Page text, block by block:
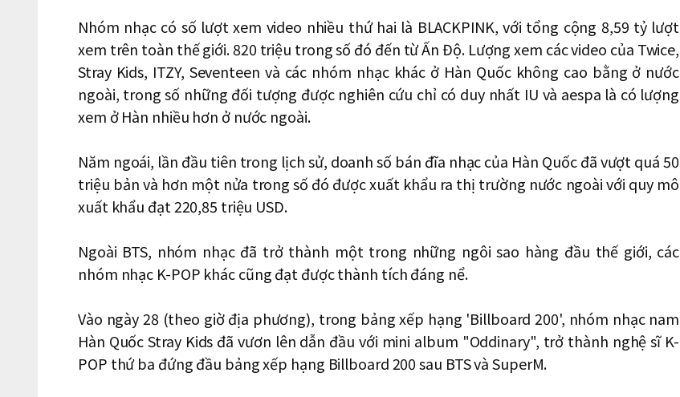
Nhóm nhạc có số lượt xem video nhiều thứ hai là BLACKPINK, với tổng cộng 8,59 tỷ lượt
xem trên toàn thế giới. 820 triệu trong số đó đến từ Ấn Độ. Lượng xem các video của Twice,
Stray Kids, ITZY, Seventeen và các nhóm nhạc khác ở Hàn Quốc không cao bằng ở nước
ngoài, trong số những đối tượng được nghiên cứu chỉ có duy nhất IU và aespa là có lượng
xem ở Hàn nhiều hơn ở nước ngoài.
Năm ngoái, lần đầu tiên trong lịch sử, doanh số bán đĩa nhạc của Hàn Quốc đã vượt quá 50
triệu bản và hơn một nửa trong số đó được xuất khẩu ra thị trường nước ngoài với quy mô
xuất khẩu đạt 220,85 triệu USD.
Ngoài BTS, nhóm nhạc đã trở thành một trong những ngôi sao hàng đầu thế giới, các
nhóm nhạc K-POP khác cũng đạt được thành tích đáng nể.
Vào ngày 28 (theo giờ địa phương), trong bảng xếp hạng 'Billboard 200', nhóm nhạc nam
Hàn Quốc Stray Kids đã vươn lên dẫn đầu với mini album "Oddinary", trở thành nghệ sĩ K-
POP thứ ba đứng đầu bảng xếp hạng Billboard 200 sau BTS và SuperM.